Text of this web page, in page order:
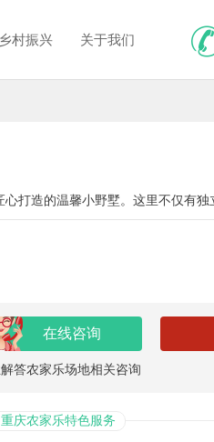
乡村振兴 关于我们
在线咨询
答农家乐场地相关咨询
重庆农家乐特色服务